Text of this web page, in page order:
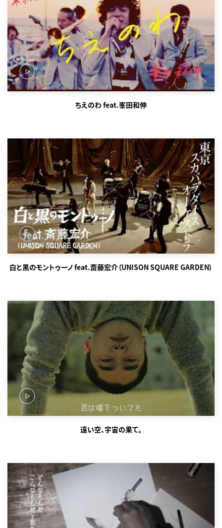
ちえのわ feat.峯田和伸
白と黒のモントゥーノ feat.斎藤宏介（UNISON SQUARE GARDEN）
遠い空、宇宙の果て。